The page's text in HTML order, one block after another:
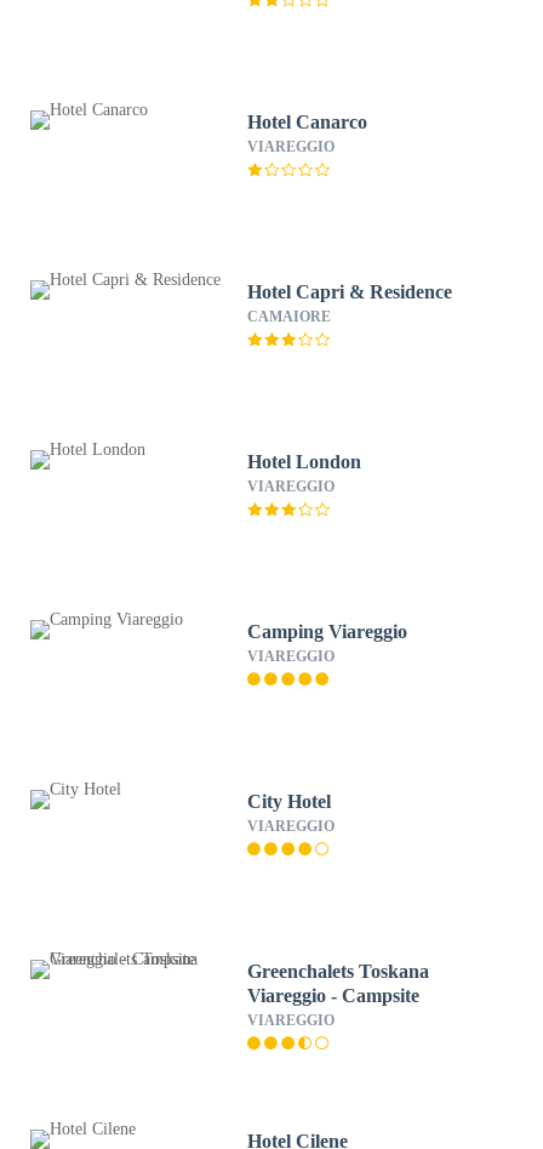
Hotel Canarco
VIAREGGIO
Hotel Capri & Residence
CAMAIORE
Hotel London
VIAREGGIO
Camping Viareggio
VIAREGGIO
City Hotel
VIAREGGIO
Greenchalets Toskana
Viareggio - Campsite
VIAREGGIO
Hotel Cilene